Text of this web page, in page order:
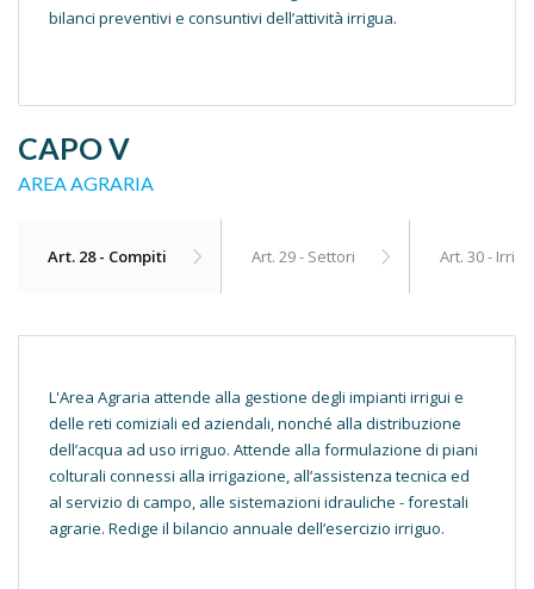
bilanci preventivi e consuntivi dell’attività irrigua.
CAPO V
AREA AGRARIA
Art. 28 - Compiti Art. 29 - Settori Art. 30 -
L'Area Agraria attende alla gestione degli impianti irrigui e
delle reti comiziali ed aziendali, nonché alla distribuzione
dell’acqua ad uso irriguo. Attende alla formulazione di piani
colturali connessi alla irrigazione, all’assistenza tecnica ed
al servizio di campo, alle sistemazioni idrauliche - forestali
agrarie. Redige il bilancio annuale dell’esercizio irriguo.